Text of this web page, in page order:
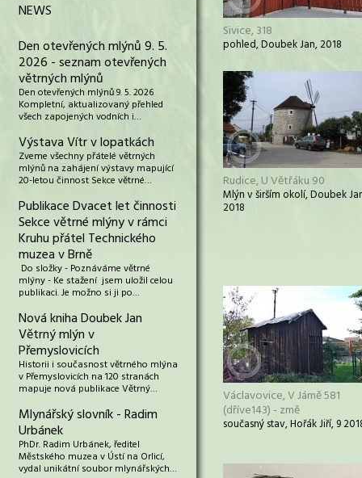
NEWS
Den otevřených mlýnů 9. 5.
2026 - seznam otevřených
větrných mlýnů
Den otevřených mlýnů 9. 5. 2026
Kompletní, aktualizovaný přehled
všech zapojených vodních i…
Výstava Vítr v lopatkách
Zveme všechny přátelé větrných
mlýnů na zahájení výstavy mapující
20-letou činnost Sekce větrné…
Publikace Dvacet let činnosti
Sekce větrné mlýny v rámci
Kruhu přátel Technického
muzea v Brně
Do složky - Poznáváme větrné
mlýny - Ke stažení jsem uložil celou
publikaci. Je možno si ji po…
Nová kniha Doubek Jan
Větrný mlýn v
Přemyslovicích
Historii i současnost větrného mlýna
v Přemyslovicích na 120 stranách
mapuje nová publikace Větrný…
Mlynářský slovník - Radim
Urbánek
PhDr. Radim Urbánek, ředitel
Městského muzea v Ústí na Orlicí,
vydal unikátní soubor mlynářských…
Sivice, 318
pohled, Doubek Jan, 2018
Rudice, U Větřáku 90
Mlýn v širším okolí, Doubek
2018
Václavovice, V Jámě 581
(dříve143) - změ
současný stav, Hořák Jiří, 9